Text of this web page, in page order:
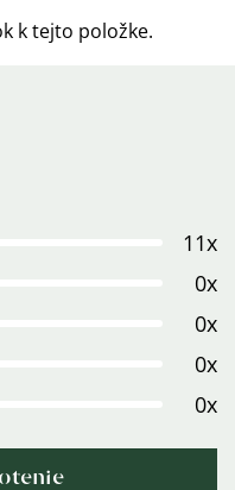
k tejto položke.
11x
0x
0x
0x
0x